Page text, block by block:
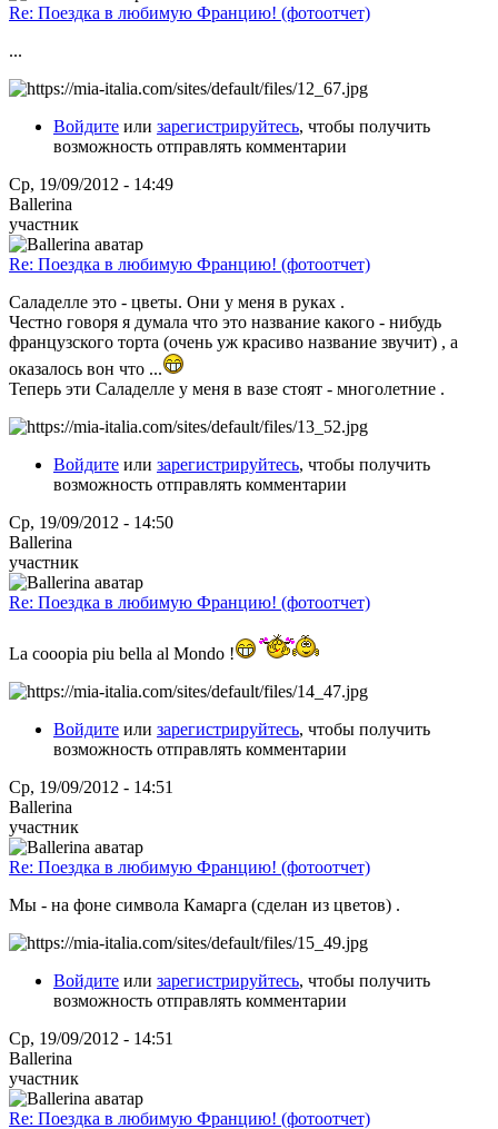
Re: Поездка в любимую Францию! (фотоотчет)
...
Войдите или зарегистрируйтесь, чтобы получить
возможность отправлять комментарии
Ср, 19/09/2012 - 14:49
Ballerina
участник
Re: Поездка в любимую Францию! (фотоотчет)
Саладелле это - цветы. Они у меня в руках .
Честно говоря я думала что это название какого - нибудь
французского торта (очень уж красиво название звучит) , а
оказалось вон что ...
Теперь эти Саладелле у меня в вазе стоят - многолетние .
Войдите или зарегистрируйтесь, чтобы получить
возможность отправлять комментарии
Ср, 19/09/2012 - 14:50
Ballerina
участник
Re: Поездка в любимую Францию! (фотоотчет)
La cooopia piu bella al Mondo !
Войдите или зарегистрируйтесь, чтобы получить
возможность отправлять комментарии
Ср, 19/09/2012 - 14:51
Ballerina
участник
Re: Поездка в любимую Францию! (фотоотчет)
Мы - на фоне символа Камарга (сделан из цветов) .
Войдите или зарегистрируйтесь, чтобы получить
возможность отправлять комментарии
Ср, 19/09/2012 - 14:51
Ballerina
участник
Re: Поездка в любимую Францию! (фотоотчет)